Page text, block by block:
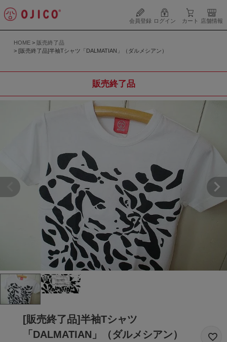
会員登録 ログイン カート 店舗情報
HOME
販売終了品
[販売終了品]半袖Tシャツ「DALMATIAN」（ダルメシアン）
販売終了品
[販売終了品]半袖Tシャツ
「DALMATIAN」（ダルメシアン）